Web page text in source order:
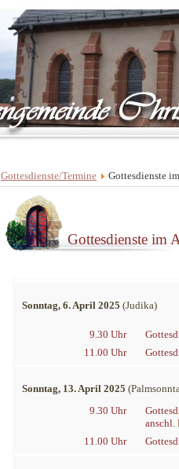
Gottesdienste/Termine Gottesdienste
Gottesdienste im
Sonntag, 6. April 2025 (Judika)
9.30 Uhr
11.00 Uhr
Sonntag, 13. April 2025
9.30 Uhr
anschl.
11.00 Uhr